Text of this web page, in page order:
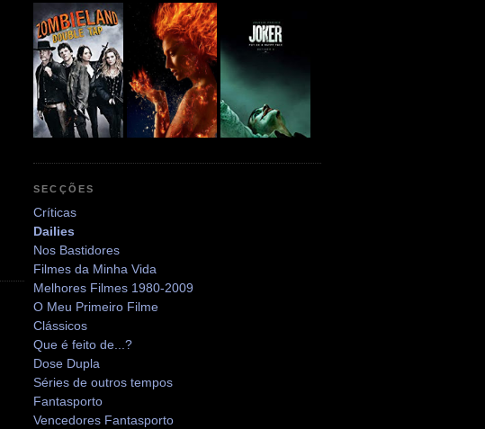
SECÇÕES
Críticas
Dailies
Nos Bastidores
Filmes da Minha Vida
Melhores Filmes 1980-2009
O Meu Primeiro Filme
Clássicos
Que é feito de...?
Dose Dupla
Séries de outros tempos
Fantasporto
Vencedores Fantasporto